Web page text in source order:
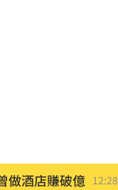
做酒店賺破億 12:28